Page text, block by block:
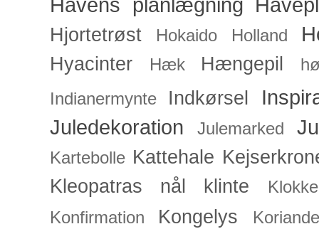
Havens planlægning
Hjortetrøst Hokaido Holland
Hyacinter Hæk Hængepil
Indianermynte
Indkørsel
Juledekoration
Julemarked
Kartebolle Kattehale
Kleopatras nål
klinte
Konfirmation
Kongelys